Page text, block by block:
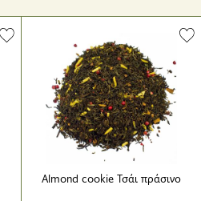
Almond cookie Τσάι πράσινο